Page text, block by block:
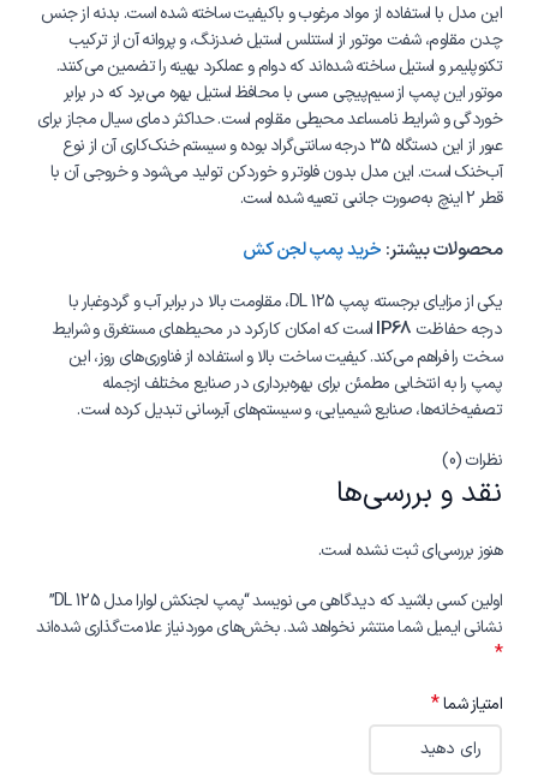
این مدل با استفاده از مواد مرغوب و باکیفیت ساخته شده است. بدنه از جنس
چدن مقاوم، شفت موتور از استنلس استیل ضدزنگ، و پروانه آن از ترکیب
تکنوپلیمر و استیل ساخته شده‌اند که دوام و عملکرد بهینه را تضمین می‌کنند.
موتور این پمپ از سیم‌پیچی مسی با محافظ استیل بهره می‌برد که در برابر
خوردگی و شرایط نامساعد محیطی مقاوم است. حداکثر دمای سیال مجاز برای
عبور از این دستگاه 35 درجه سانتی‌گراد بوده و سیستم خنک‌کاری آن از نوع
آب‌خنک است. این مدل بدون فلوتر و خوردکن تولید می‌شود و خروجی آن با
قطر 2 اینچ به‌صورت جانبی تعبیه شده است.
محصولات بیشتر: خرید پمپ لجن کش
یکی از مزایای برجسته پمپ DL 125، مقاومت بالا در برابر آب و گردوغبار با
درجه حفاظت IP68است که امکان کارکرد در محیط‌های مستغرق و شرایط
سخت را فراهم می‌کند. کیفیت ساخت بالا و استفاده از فناوری‌های روز، این
پمپ را به انتخابی مطمئن برای بهره‌برداری در صنایع مختلف ازجمله
تصفیه‌خانه‌ها، صنایع شیمیایی، و سیستم‌های آبرسانی تبدیل کرده است.
نظرات (0)
نقد و بررسی‌ها
هنوز بررسی‌ای ثبت نشده است.
اولین کسی باشید که دیدگاهی می نویسد “پمپ لجنکش لوارا مدل DL 125”
نشانی ایمیل شما منتشر نخواهد شد.بخش‌های موردنیاز علامت‌گذاری شده‌اند
*
امتیاز شما*